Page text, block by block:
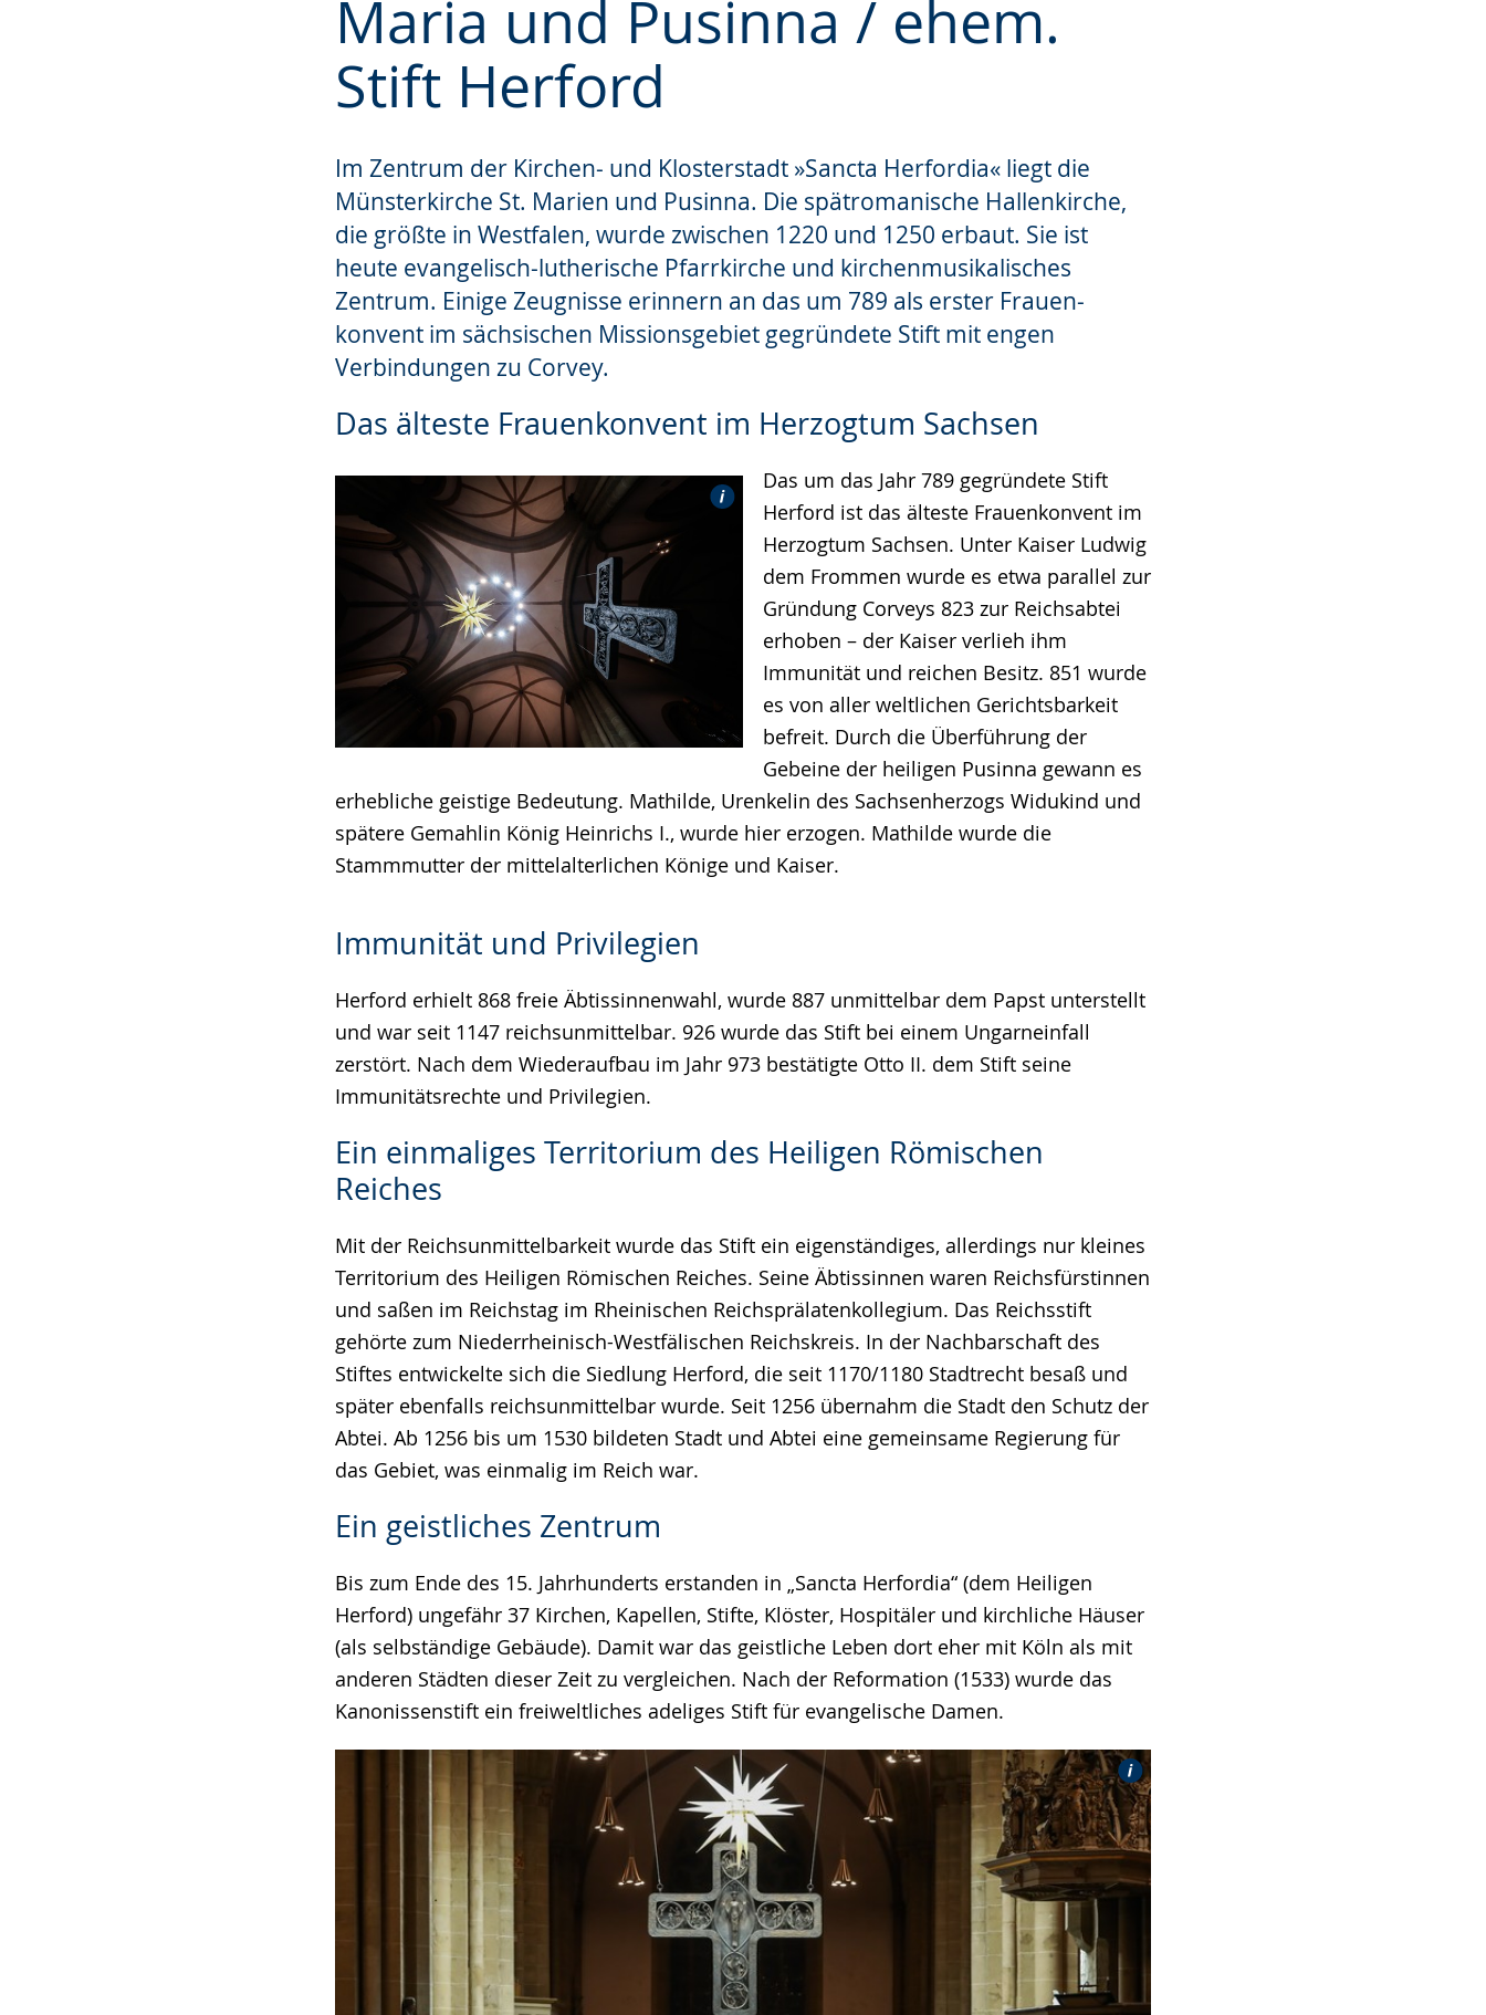
Maria und Pusinna / ehem.
Stift Herford
Im Zentrum der Kirchen- und Klosterstadt »Sancta Herfordia« liegt die
Münsterkirche St. Marien und Pusinna. Die spätromanische Hallenkirche,
die größte in Westfalen, wurde zwischen 1220 und 1250 erbaut. Sie ist
heute evangelisch-lutherische Pfarrkirche und kirchenmusikalisches
Zentrum. Einige Zeugnisse erinnern an das um 789 als erster Frauen-
konvent im sächsischen Missionsgebiet gegründete Stift mit engen
Verbindungen zu Corvey.
Das älteste Frauenkonvent im Herzogtum Sachsen
Das um das Jahr 789 gegründete Stift
Herford ist das älteste Frauenkonvent im
Herzogtum Sachsen. Unter Kaiser Ludwig
dem Frommen wurde es etwa parallel zur
Gründung Corveys 823 zur Reichsabtei
erhoben – der Kaiser verlieh ihm
Immunität und reichen Besitz. 851 wurde
es von aller weltlichen Gerichtsbarkeit
befreit. Durch die Überführung der
Gebeine der heiligen Pusinna gewann es
erhebliche geistige Bedeutung. Mathilde, Urenkelin des Sachsenherzogs Widukind und
spätere Gemahlin König Heinrichs I., wurde hier erzogen. Mathilde wurde die
Stammmutter der mittelalterlichen Könige und Kaiser.
Immunität und Privilegien
Herford erhielt 868 freie Äbtissinnenwahl, wurde 887 unmittelbar dem Papst unterstellt
und war seit 1147 reichsunmittelbar. 926 wurde das Stift bei einem Ungarneinfall
zerstört. Nach dem Wiederaufbau im Jahr 973 bestätigte Otto II. dem Stift seine
Immunitätsrechte und Privilegien.
Ein einmaliges Territorium des Heiligen Römischen
Reiches
Mit der Reichsunmittelbarkeit wurde das Stift ein eigenständiges, allerdings nur kleines
Territorium des Heiligen Römischen Reiches. Seine Äbtissinnen waren Reichsfürstinnen
und saßen im Reichstag im Rheinischen Reichsprälatenkollegium. Das Reichsstift
gehörte zum Niederrheinisch-Westfälischen Reichskreis. In der Nachbarschaft des
Stiftes entwickelte sich die Siedlung Herford, die seit 1170/1180 Stadtrecht besaß und
später ebenfalls reichsunmittelbar wurde. Seit 1256 übernahm die Stadt den Schutz der
Abtei. Ab 1256 bis um 1530 bildeten Stadt und Abtei eine gemeinsame Regierung für
das Gebiet, was einmalig im Reich war.
Ein geistliches Zentrum
Bis zum Ende des 15. Jahrhunderts erstanden in „Sancta Herfordia“ (dem Heiligen
Herford) ungefähr 37 Kirchen, Kapellen, Stifte, Klöster, Hospitäler und kirchliche Häuser
(als selbständige Gebäude). Damit war das geistliche Leben dort eher mit Köln als mit
anderen Städten dieser Zeit zu vergleichen. Nach der Reformation (1533) wurde das
Kanonissenstift ein freiweltliches adeliges Stift für evangelische Damen.
wechseln.
Deutscher
Gebärdensprache
wird
angezeigt.